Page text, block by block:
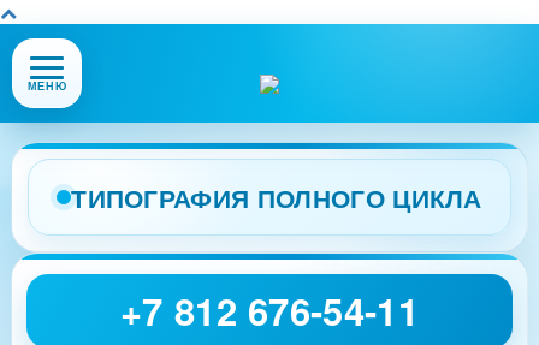
Открыть
или
меню
сайта
МЕНЮ
ТИПОГРАФИЯ ПОЛНОГО ЦИКЛА
+7 812 676-54-11